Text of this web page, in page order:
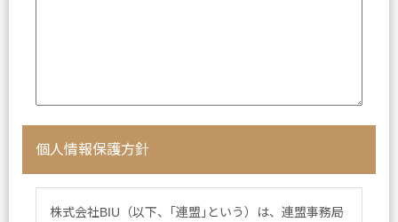
個人情報保護方針
株式会社BIU（以下、｢連盟｣という）は、連盟事務局